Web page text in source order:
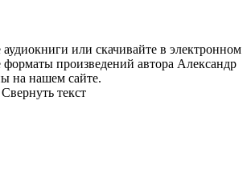
или скачивайте в электронном
форматы произведений автора Александр
на нашем сайте.
Свернуть текст